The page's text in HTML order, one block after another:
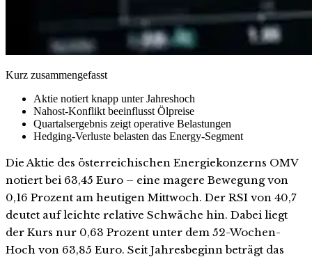
Kurz zusammengefasst
Aktie notiert knapp unter Jahreshoch
Nahost-Konflikt beeinflusst Ölpreise
Quartalsergebnis zeigt operative Belastungen
Hedging-Verluste belasten das Energy-Segment
Die Aktie des österreichischen Energiekonzerns OMV
notiert bei 63,45 Euro – eine magere Bewegung von
0,16 Prozent am heutigen Mittwoch. Der RSI von 40,7
deutet auf leichte relative Schwäche hin. Dabei liegt
der Kurs nur 0,63 Prozent unter dem 52-Wochen-
Hoch von 63,85 Euro. Seit Jahresbeginn beträgt das